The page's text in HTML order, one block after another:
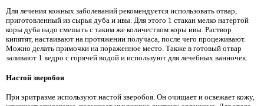
Для лечения кожных заболеваний рекомендуется использовать отвар,
приготовленный из сырья дуба и ивы. Для этого 1 стакан мелко натертой
коры дуба надо смешать с таким же количеством коры ивы. Раствор
кипятят, настаивают на протяжении получаса, после чего процеживают.
Можно делать примочки на пораженное место. Также в готовый отвар
заливают 1 ведро с горячей водой и используют для лечебных ванночек.
Настой зверобоя
При эритразме используют настой зверобоя. Он очищает и освежает кожу,